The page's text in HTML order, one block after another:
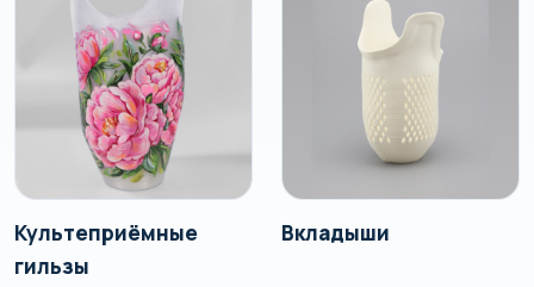
Культеприёмные
гильзы
Вкладыши